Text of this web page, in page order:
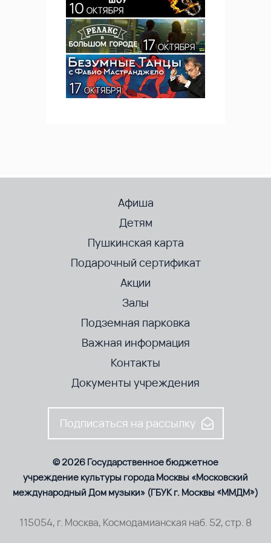
Афиша
Детям
Пушкинская карта
Подарочный сертификат
Акции
Залы
Подземная парковка
Важная информация
Контакты
Документы учреждения
Подписаться на рассылку
© 2026 Государственное бюджетное
учреждение культуры города Москвы «Московский
международный Дом музыки» (ГБУК г. Москвы «ММДМ»)
115054, г. Москва, Космодамианская наб. 52, стр. 8